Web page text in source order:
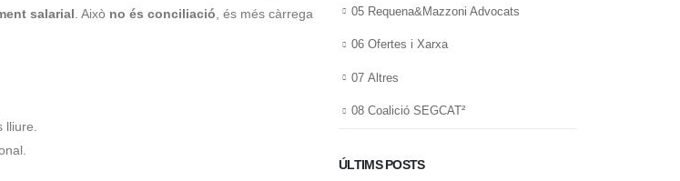
salarial. Això no és conciliació, és més càrrega
lliure.
05 Requena&Mazzoni Advocats
06 Ofertes i Xarxa
07 Altres
08 Coalició SEGCAT²
ÚLTIMS POSTS